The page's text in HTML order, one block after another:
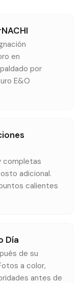
en
por
E&O
completas
adicional.
calientes
Día
de su
a color,
antes de